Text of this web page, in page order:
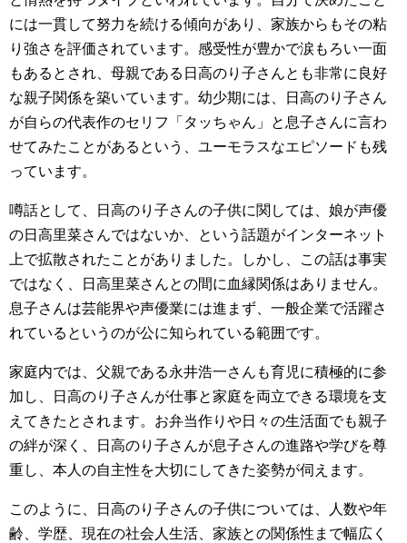
には一貫して努力を続ける傾向があり、家族からもその粘
り強さを評価されています。感受性が豊かで涙もろい一面
もあるとされ、母親である日高のり子さんとも非常に良好
な親子関係を築いています。幼少期には、日高のり子さん
が自らの代表作のセリフ「タッちゃん」と息子さんに言わ
せてみたことがあるという、ユーモラスなエピソードも残
っています。
噂話として、日高のり子さんの子供に関しては、娘が声優
の日高里菜さんではないか、という話題がインターネット
上で拡散されたことがありました。しかし、この話は事実
ではなく、日高里菜さんとの間に血縁関係はありません。
息子さんは芸能界や声優業には進まず、一般企業で活躍さ
れているというのが公に知られている範囲です。
家庭内では、父親である永井浩一さんも育児に積極的に参
加し、日高のり子さんが仕事と家庭を両立できる環境を支
えてきたとされます。お弁当作りや日々の生活面でも親子
の絆が深く、日高のり子さんが息子さんの進路や学びを尊
重し、本人の自主性を大切にしてきた姿勢が伺えます。
このように、日高のり子さんの子供については、人数や年
齢、学歴、現在の社会人生活、家族との関係性まで幅広く